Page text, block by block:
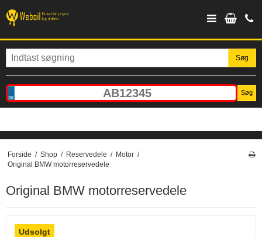
Søg
Søg
Forside / Shop / Reservedele / Motor /
Original BMW motorreservedele
Original BMW motorreservedele
Udsolgt